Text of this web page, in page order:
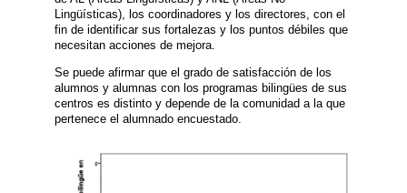
Lingüísticas), los coordinadores y los directores, con el
fin de identificar sus fortalezas y los puntos débiles que
necesitan acciones de mejora.
Se puede afirmar que el grado de satisfacción de los
alumnos y alumnas con los programas bilingües de sus
centros es distinto y depende de la comunidad a la que
pertenece el alumnado encuestado.